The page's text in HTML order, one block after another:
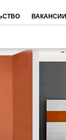
ВАКАНСИИ